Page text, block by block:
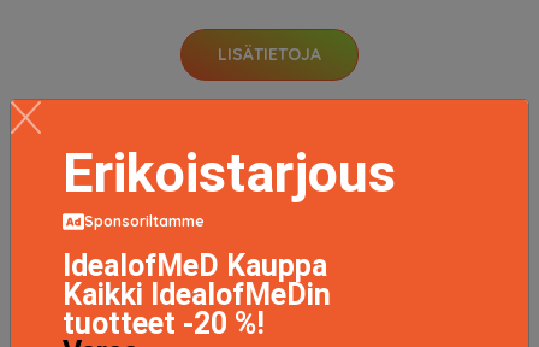
LISÄTIETOJA
Erikoistarjous
Sponsoriltamme
IdealofMeD Kauppa
Kaikki IdealofMeDin
tuotteet -20 %!